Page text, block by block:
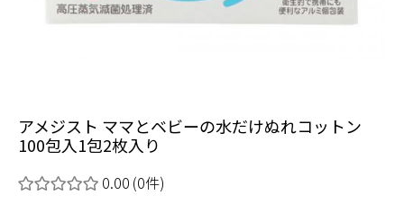
アメジスト ママとベビーの水だけぬれコットン
100包入1包2枚入り
0.00 (0件)